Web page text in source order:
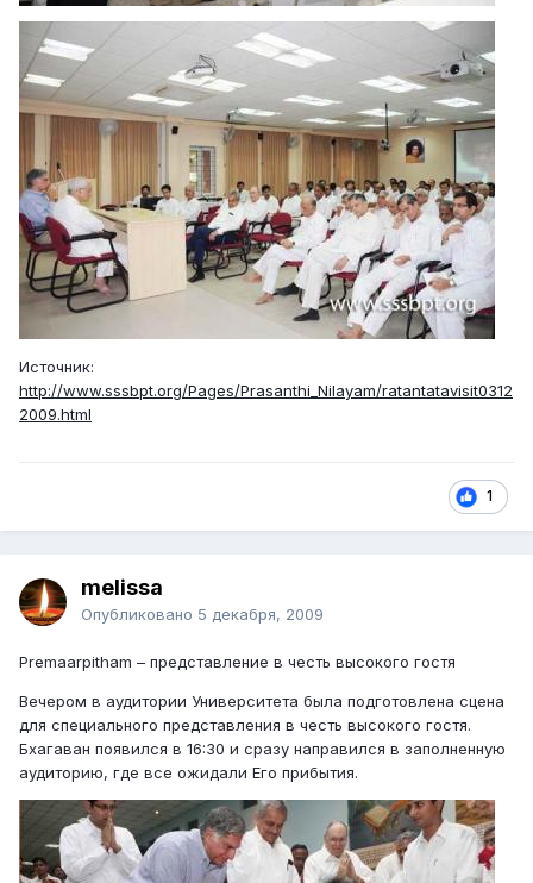
Источник:
http://www.sssbpt.org/Pages/Prasanthi_Nilayam/ratantatavisit0312
2009.html
1
melissa
Опубликовано 5 декабря, 2009
Premaarpitham – представление в честь высокого гостя
Вечером в аудитории Университета была подготовлена сцена
для специального представления в честь высокого гостя.
Бхагаван появился в 16:30 и сразу направился в заполненную
аудиторию, где все ожидали Его прибытия.